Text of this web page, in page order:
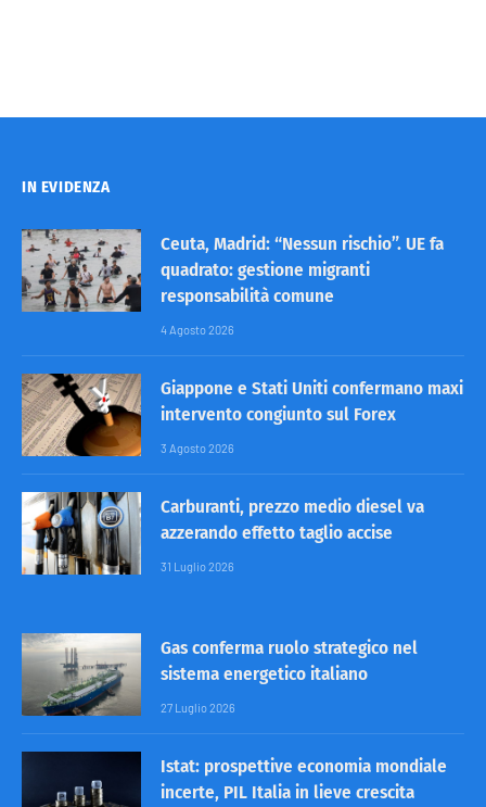
IN EVIDENZA
Ceuta, Madrid: “Nessun rischio”. UE fa
quadrato: gestione migranti
responsabilità comune
4 Agosto 2026
Giappone e Stati Uniti confermano maxi
intervento congiunto sul Forex
3 Agosto 2026
Carburanti, prezzo medio diesel va
azzerando effetto taglio accise
31 Luglio 2026
Gas conferma ruolo strategico nel
sistema energetico italiano
27 Luglio 2026
Istat: prospettive economia mondiale
incerte, PIL Italia in lieve crescita